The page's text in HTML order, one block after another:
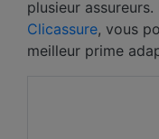
plusieur
Clicassure, vous
meilleur prime